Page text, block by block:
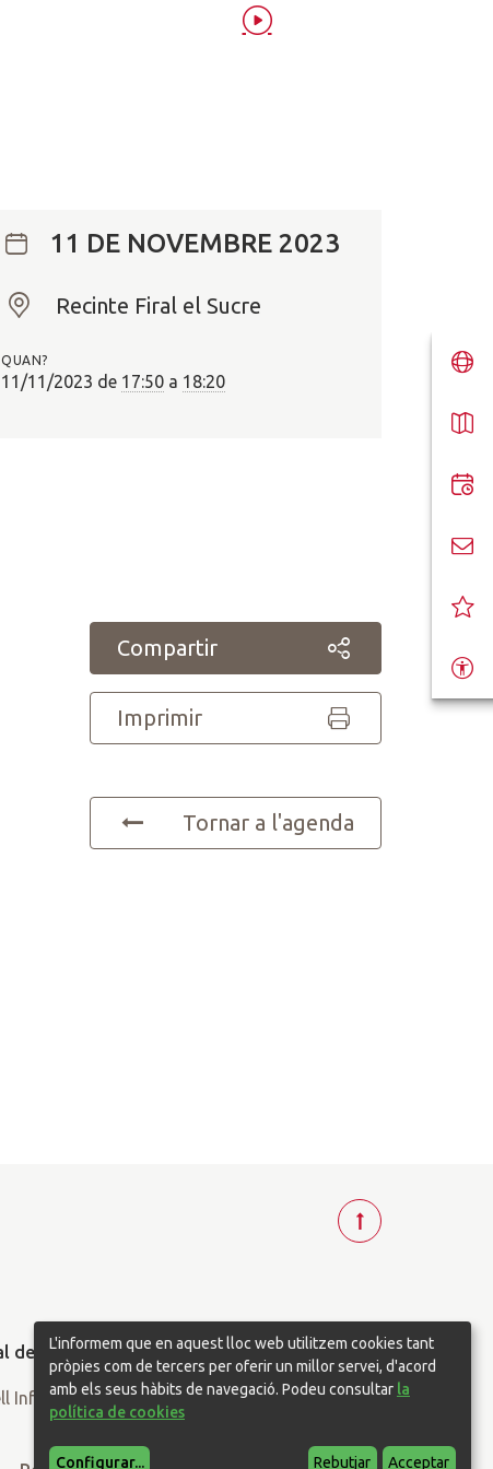
11 DE NOVEMBRE 2023
O
?
Recinte Firal el Sucre
QUAN?
11/11/2023 de 17:50 a 18:20
Compartir
Imprimir
Tornar a l'agenda
T
a
r
a
a
L'informem que en aquest lloc web utilitzem cookies tant
pròpies com de tercers per oferir un millor servei, d'acord
amb els seus hàbits de navegació. Podeu consultar la
política de cookies
Configurar... Rebutjar Acceptar